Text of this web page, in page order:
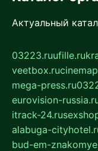
Актуальный
03223.ruufille.ru
veetbox.ru
mega-press.ru
eurovision-
itrack-24.ru
alabuga-
bud-em-